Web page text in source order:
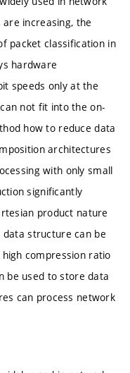
increasing, the
packet classification in
hardware
speeds only at the
not fit into the on-
how to reduce data
architectures
with only small
significantly
product nature
structure can be
compression ratio
be used to store data
can process network